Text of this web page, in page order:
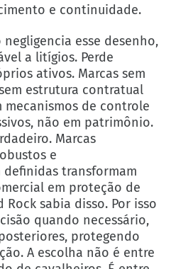
e continuidade.
esse desenho,
a litígios. Perde
ativos. Marcas sem
estrutura contratual
mecanismos de controle
não em patrimônio.
Marcas
e
transformam
em proteção de
Rock sabia disso. Por isso
quando necessário,
protegendo
A escolha não é entre